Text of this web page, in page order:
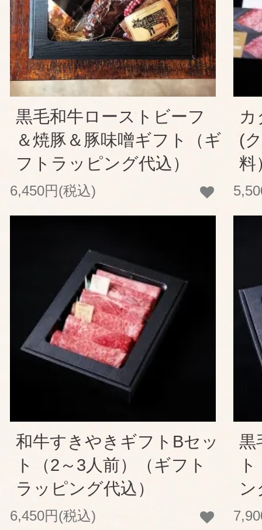
黒毛和牛ローストビーフ
＆焼豚＆豚味噌ギフト（ギ
フトラッピング代込）
6,450円(税込)
(
料
和牛すきやきギフトBセッ
ト（2～3人前）（ギフト
ラッピング代込）
6,450円(税込)
黒
ン